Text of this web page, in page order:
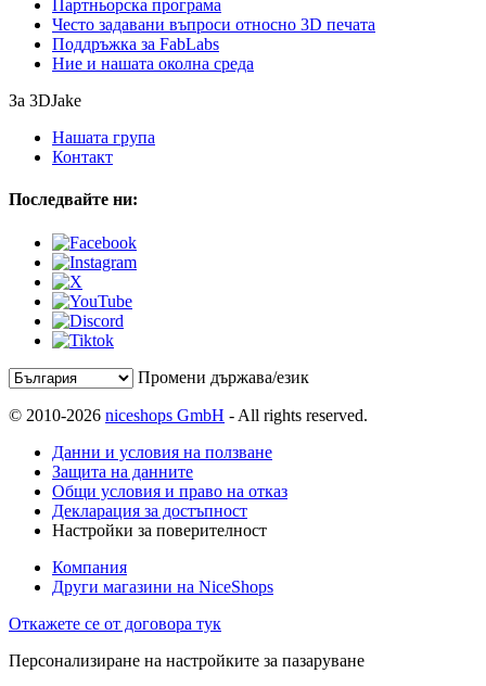
Партньорска програма
Често задавани въпроси относно 3D печата
Поддръжка за FabLabs
Ние и нашата околна среда
За 3DJake
Нашата група
Контакт
Последвайте ни:
Промени държава/език
© 2010-2026 niceshops GmbH - All rights reserved.
Данни и условия на ползване
Защита на данните
Общи условия и право на отказ
Декларация за достъпност
Настройки за поверителност
Компания
Други магазини на NiceShops
Откажете се от договора тук
Персонализиране на настройките за пазаруване